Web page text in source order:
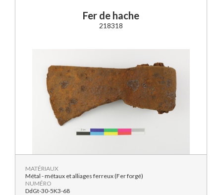
Fer de hache
218318
MATÉRIAUX
Métal - métaux et alliages ferreux (Fer forgé)
NUMÉRO
DdGt-30-5K3-68